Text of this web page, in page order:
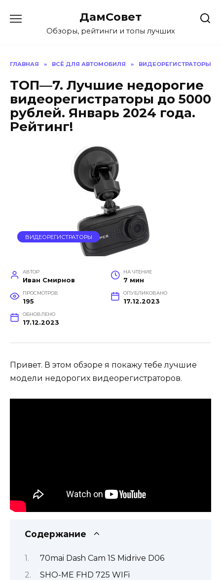
содержанию
ДамСовет
Обзоры, рейтинги и топы лучших
ГЛАВНАЯ » ВСЁ ДЛЯ АВТОМОБИЛЯ » ВИДЕОРЕГИСТРАТОРЫ
ТОП—7. Лучшие недорогие
видеорегистраторы до 5000
рублей. Январь 2024 года.
Рейтинг!
ВИДЕОРЕГИСТРАТОРЫ
АВТОР
Иван Смирнов
НА ЧТЕНИЕ
7 мин
ПРОСМОТРОВ
195
ОПУБЛИКОВАНО
17.12.2023
ОБНОВЛЕНО
17.12.2023
Привет. В этом обзоре я покажу тебе лучшие
модели недорогих видеорегистраторов.
Содержание
70mai Dash Cam 1S Midrive D06
SHO-ME FHD 725 WIFi